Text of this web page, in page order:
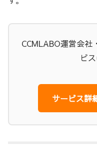
CCMLABO運営会社
ビ
サービス詳